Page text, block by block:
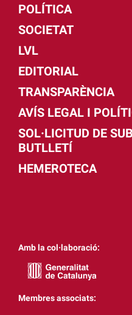
POLÍTICA
SOCIETAT
LVL
EDITORIAL
TRANSPARÈNCIA
AVÍS LEGAL I
SOL·LICITUD DE
BUTLLETÍ
HEMEROTECA
Amb la col·laboració:
Membres associats: